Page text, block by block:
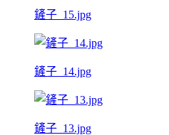
鏟子_15.jpg
鏟子_14.jpg
鏟子_13.jpg